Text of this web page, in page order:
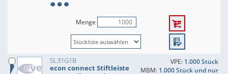
Menge
SL31G1B
econ connect Stiftleiste
VPE: 1.000 Stück
MBM: 1.000 Stück und nur